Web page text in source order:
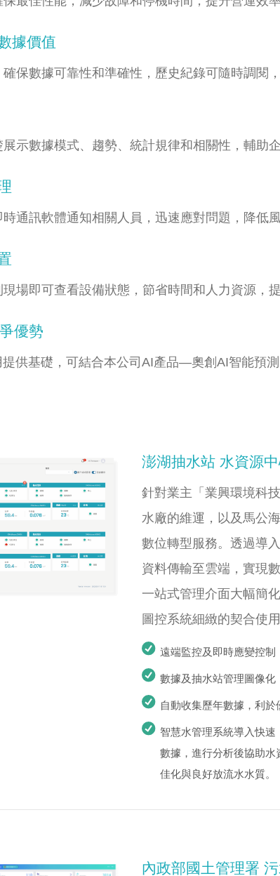
據價值
保數據可靠性和準確性，歷史紀錄可隨時調閱
示數據模式、趨勢、統計規律和相關性，輔助
通訊軟體通知相關人員，迅速應對問題，降低風
場即可查看設備狀態，節省時間和人力資源，提
優勢
供基礎，可結合本公司AI產品—奧創AI智能預測
澎湖抽水站 水資源
針對業主「業興環境科
水廠的維運，以及馬公
數位轉型服務。透過導
資料傳輸至雲端，實現
一站式管理介面大幅簡
圖控系統細緻的契合使
遠端監控及即時應變控制
數據及抽水站管理圖像化
自動收集歷年數據，利於
智慧水管理系統導入快
數據，進行分析後協助
佳化與良好放流水水質。
內政部國土管理署